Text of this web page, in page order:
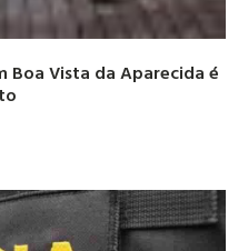
Vista da Aparecida é